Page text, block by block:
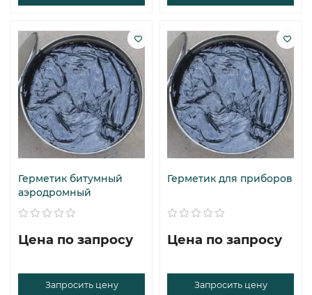
Герметик битумный
аэродромный
Цена по запросу
Запросить цену
Герметик для приборов
Цена по запросу
Запросить цену